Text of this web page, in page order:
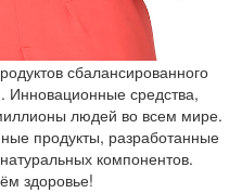
сбалансированного
Инновационные средства,
людей во всем мире.
продукты, разработанные
компонентов.
здоровье!